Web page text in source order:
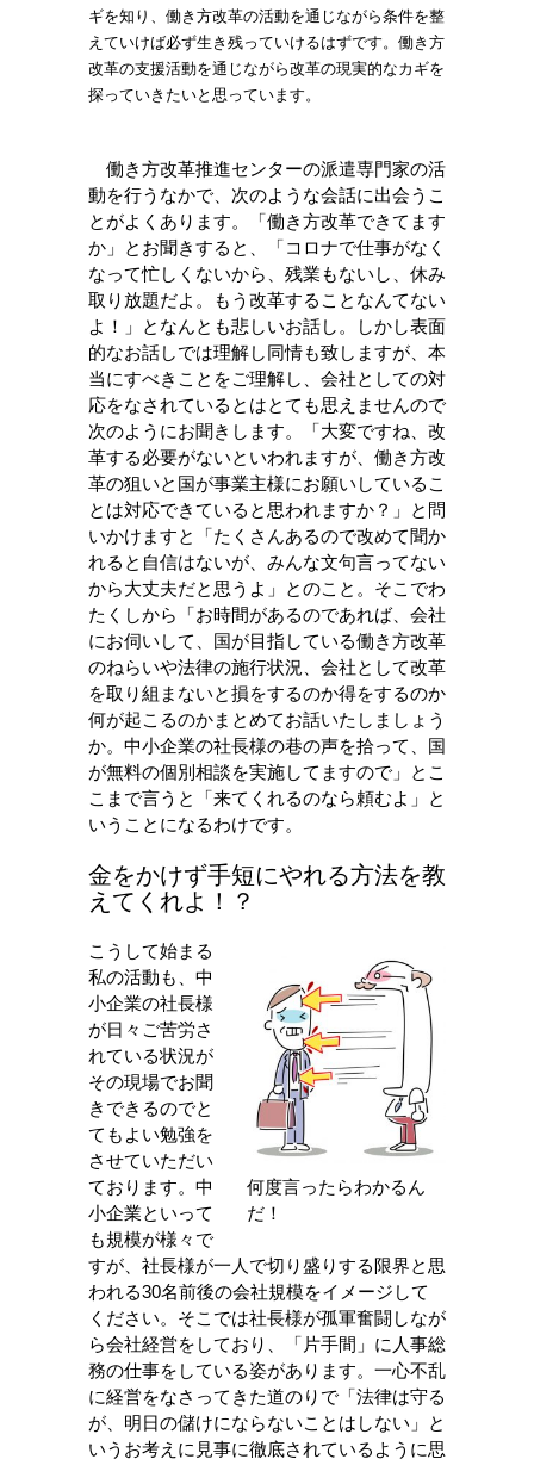
ギを知り、働き方改革の活動を通じながら条件を整
えていけば必ず生き残っていけるはずです。働き方
改革の支援活動を通じながら改革の現実的なカギを
探っていきたいと思っています。
働き方改革推進センターの派遣専門家の活
動を行うなかで、次のような会話に出会うこ
とがよくあります。「働き方改革できてます
か」とお聞きすると、「コロナで仕事がなく
なって忙しくないから、残業もないし、休み
取り放題だよ。もう改革することなんてない
よ！」となんとも悲しいお話し。しかし表面
的なお話しでは理解し同情も致しますが、本
当にすべきことをご理解し、会社としての対
応をなされているとはとても思えませんので
次のようにお聞きします。「大変ですね、改
革する必要がないといわれますが、働き方改
革の狙いと国が事業主様にお願いしているこ
とは対応できていると思われますか？」と問
いかけますと「たくさんあるので改めて聞か
れると自信はないが、みんな文句言ってない
から大丈夫だと思うよ」とのこと。そこでわ
たくしから「お時間があるのであれば、会社
にお伺いして、国が目指している働き方改革
のねらいや法律の施行状況、会社として改革
を取り組まないと損をするのか得をするのか
何が起こるのかまとめてお話いたしましょう
か。中小企業の社長様の巷の声を拾って、国
が無料の個別相談を実施してますので」とこ
こまで言うと「来てくれるのなら頼むよ」と
いうことになるわけです。
金をかけず手短にやれる方法を教
えてくれよ！？
何度言ったらわかるん
だ！
こうして始まる
私の活動も、中
小企業の社長様
が日々ご苦労さ
れている状況が
その現場でお聞
きできるのでと
てもよい勉強を
させていただい
ております。中
小企業といって
も規模が様々で
すが、社長様が一人で切り盛りする限界と思
われる30名前後の会社規模をイメージして
ください。そこでは社長様が孤軍奮闘しなが
ら会社経営をしており、「片手間」に人事総
務の仕事をしている姿があります。一心不乱
に経営をなさってきた道のりで「法律は守る
が、明日の儲けにならないことはしない」と
いうお考えに見事に徹底されているように思